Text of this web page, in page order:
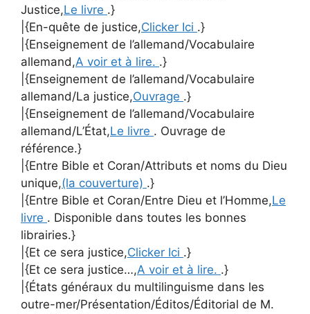
Justice,Le livre .}
|{En-quête de justice,Clicker Ici .}
|{Enseignement de l’allemand/Vocabulaire
allemand,A voir et à lire. .}
|{Enseignement de l’allemand/Vocabulaire
allemand/La justice,Ouvrage .}
|{Enseignement de l’allemand/Vocabulaire
allemand/L’État,Le livre . Ouvrage de
référence.}
|{Entre Bible et Coran/Attributs et noms du Dieu
unique,(la couverture) .}
|{Entre Bible et Coran/Entre Dieu et l’Homme,Le
livre . Disponible dans toutes les bonnes
librairies.}
|{Et ce sera justice,Clicker Ici .}
|{Et ce sera justice…,A voir et à lire. .}
|{États généraux du multilinguisme dans les
outre-mer/Présentation/Éditos/Éditorial de M.